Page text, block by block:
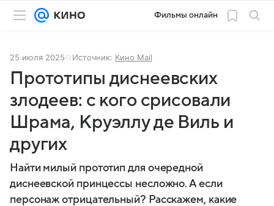
Фильмы онлайн
25 июля 2025 Источник: Кино Mail
Прототипы диснеевских
злодеев: с кого срисовали
Шрама, Круэллу де Виль и
других
Найти милый прототип для очередной
диснеевской принцессы несложно. А если
персонаж отрицательный? Расскажем, какие